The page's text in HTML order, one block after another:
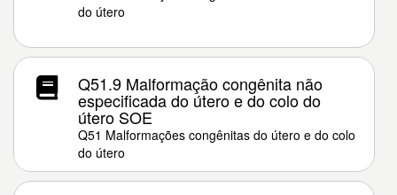
do útero
Q51.9 Malformação congênita não
especificada do útero e do colo do
útero SOE
Q51 Malformações congênitas do útero e do colo
do útero